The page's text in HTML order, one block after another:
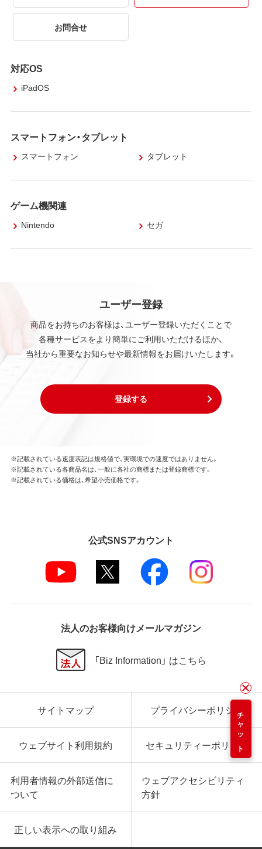
お問合せ
対応OS
iPadOS
スマートフォン・タブレット
スマートフォン タブレット
ゲーム機関連
Nintendo セガ
ユーザー登録
商品をお持ちのお客様は、ユーザー登録いただくことで
各種サービスをより簡単にご利用いただけるほか、
当社から重要なお知らせや最新情報をお届けいたします。
登録する
チャット
※記載されている速度表記は規格値で、実環境での速度ではありません。
※記載されている各商品名は、一般に各社の商標または登録商標です。
※記載されている価格は、希望小売価格です。
公式SNSアカウント
法人のお客様向けメールマガジン
「Biz Information」 はこちら
サイトマップ プライバシーポリシー
ウェブサイト利用規約 セキュリティーポリシー
利用者情報の外部送信に
ついて
ウェブアクセシビリティ
方針
正しい表示への取り組み